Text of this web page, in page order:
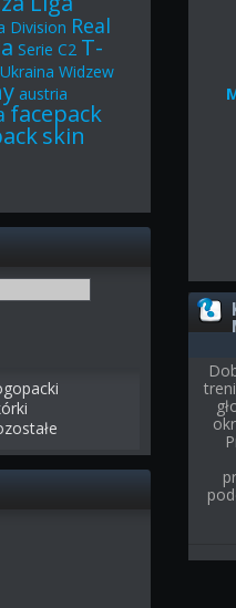
Division Real
Serie C2 T-
Ukraina Widzew
austria
facepack
skin